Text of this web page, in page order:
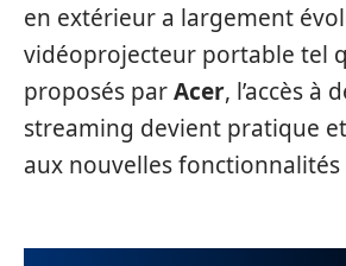
en extérieur a largement
vidéoprojecteur portable tel
proposés parAcer, l’accès à
streaming devient pratique
aux nouvelles